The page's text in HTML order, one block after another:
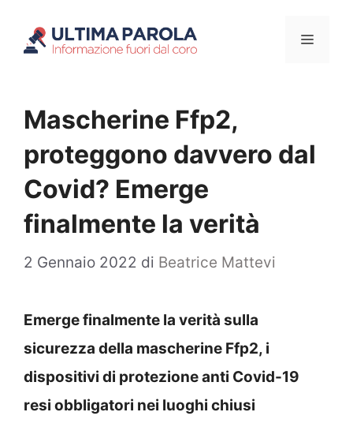
Menu
Mascherine Ffp2,
proteggono davvero dal
Covid? Emerge
finalmente la verità
2 Gennaio 2022 di Beatrice Mattevi
Emerge finalmente la verità sulla
sicurezza della mascherine Ffp2, i
dispositivi di protezione anti Covid-19
resi obbligatori nei luoghi chiusi